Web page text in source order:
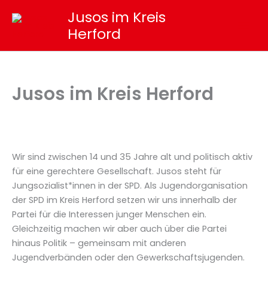
Inhalt
Jusos im Kreis
Herford
Jusos im Kreis Herford
Wir sind zwischen 14 und 35 Jahre alt und politisch aktiv
für eine gerechtere Gesellschaft. Jusos steht für
Jungsozialist*innen in der SPD. Als Jugendorganisation
der SPD im Kreis Herford setzen wir uns innerhalb der
Partei für die Interessen junger Menschen ein.
Gleichzeitig machen wir aber auch über die Partei
hinaus Politik – gemeinsam mit anderen
Jugendverbänden oder den Gewerkschaftsjugenden.